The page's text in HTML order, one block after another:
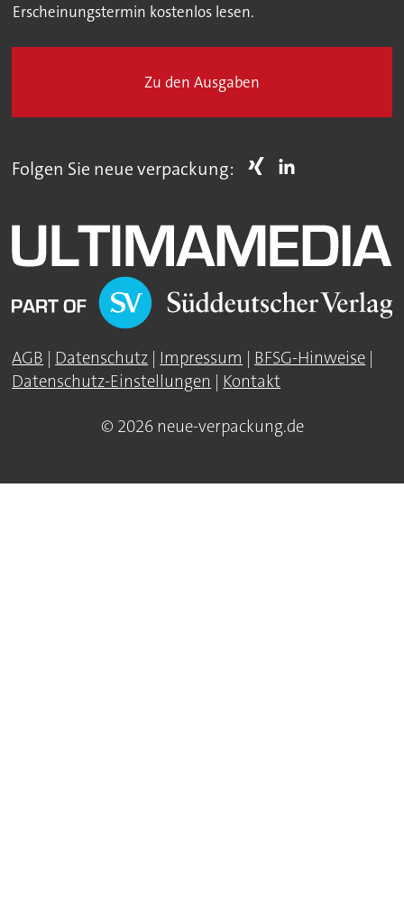
Erscheinungstermin kostenlos lesen.
Zu den Ausgaben
Folgen Sie neue verpackung:
AGB | Datenschutz | Impressum | BFSG-Hinweise |
Datenschutz-Einstellungen | Kontakt
© 2026 neue-verpackung.de